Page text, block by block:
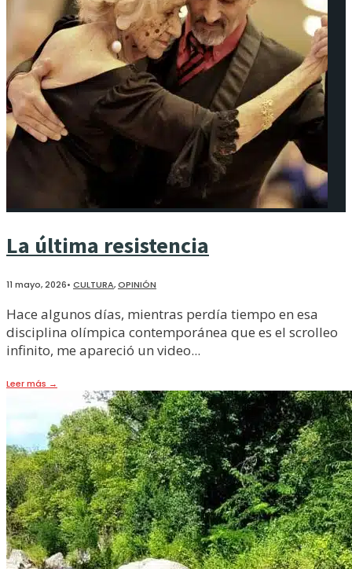
La última resistencia
11 mayo, 2026• CULTURA,OPINIÓN
Hace algunos días, mientras perdía tiempo en esa
disciplina olímpica contemporánea que es el scrolleo
infinito, me apareció un video...
Leer más →